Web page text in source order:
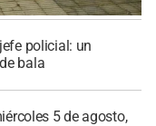
policial: un
bala
5 de agosto,